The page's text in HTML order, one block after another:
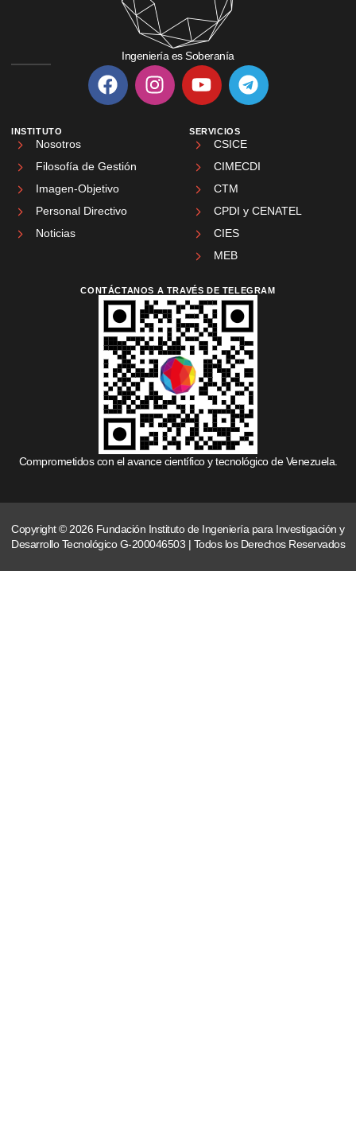
Ingeniería es Soberanía
INSTITUTO
Nosotros
Filosofía de Gestión
Imagen-Objetivo
Personal Directivo
Noticias
SERVICIOS
CSICE
CIMECDI
CTM
CPDI y CENATEL
CIES
MEB
CONTÁCTANOS A TRAVÉS DE TELEGRAM
Comprometidos con el avance científico y tecnológico de Venezuela.
Copyright © 2026 Fundación Instituto de Ingeniería para Investigación y
Desarrollo Tecnológico G-200046503 | Todos los Derechos Reservados